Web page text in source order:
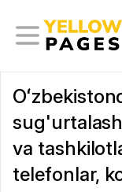
va
telefonlar,